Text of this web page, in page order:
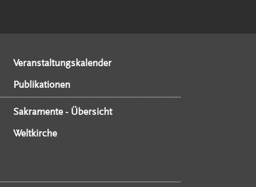
Veranstaltungskalender
Publikationen
Sakramente - Übersicht
Weltkirche